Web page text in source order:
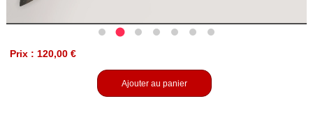
Prix : 120,00 €
Ajouter au panier